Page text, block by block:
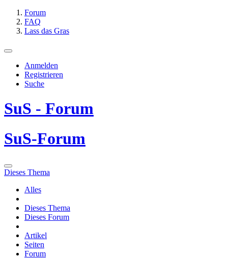
Forum
FAQ
Lass das Gras
Anmelden
Registrieren
Suche
SuS - Forum
SuS-Forum
Dieses Thema
Alles
Dieses Thema
Dieses Forum
Artikel
Seiten
Forum